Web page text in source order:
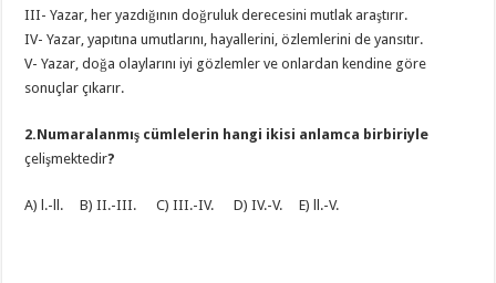
III- Yazar, her yazdığının doğruluk derecesini mutlak araştırır.
IV- Yazar, yapıtına umutlarını, hayallerini, özlemlerini de yansıtır.
V- Yazar, doğa olaylarını iyi gözlemler ve onlardan kendine göre
sonuçlar çıkarır.
2.Numaralanmış cümlelerin hangi ikisi anlamca birbiriyle
çelişmektedir?
A) l.-ll. B) II.-III. C) III.-IV. D) IV.-V. E) ll.-V.